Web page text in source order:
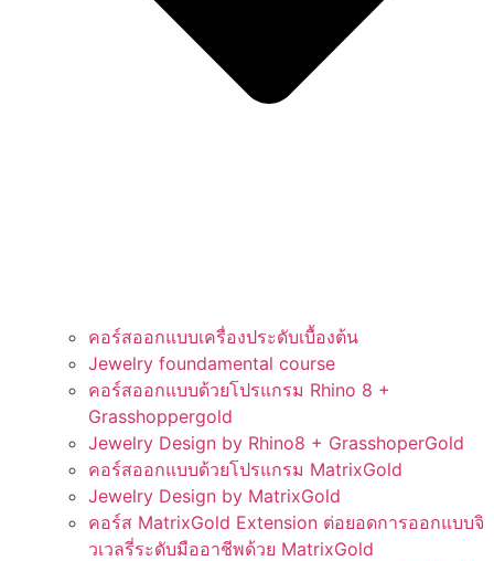
คอร์สออกแบบเครื่องประดับเบื้องต้น
Jewelry foundamental course
คอร์สออกแบบด้วยโปรแกรม Rhino 8 +
Grasshoppergold
Jewelry Design by Rhino8 + GrasshoperGold
คอร์สออกแบบด้วยโปรแกรม MatrixGold
Jewelry Design by MatrixGold
คอร์ส MatrixGold Extension ต่อยอดการออกแบบจิ
วเวลรี่ระดับมืออาชีพด้วย MatrixGold